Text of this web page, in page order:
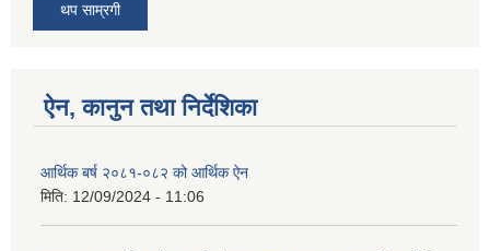
थप साम्रगी
ऐन, कानुन तथा निर्देशिका
आर्थिक बर्ष २०८१-०८२ को आर्थिक ऐन
मिति: 12/09/2024 - 11:06